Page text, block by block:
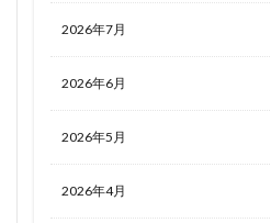
2026年7月
2026年6月
2026年5月
2026年4月